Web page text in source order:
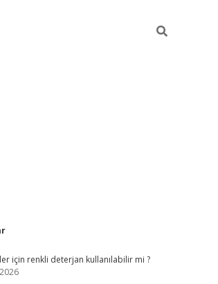
için renkli deterjan kullanılabilir mi ?